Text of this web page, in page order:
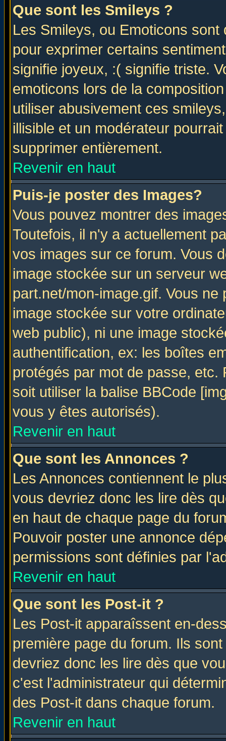
Que sont les Smileys ?
Les Smileys, ou Emoticons
pour exprimer certains
signifie joyeux, :( signifie triste.
emoticons lors de la
utiliser abusivement ces
illisible et un modérateur
supprimer entièrement.
Revenir en haut
Puis-je poster des Images?
Vous pouvez montrer des
Toutefois, il n'y a actuellement
vos images sur ce forum. Vous
image stockée sur un serveur
part.net/mon-image.gif. Vous
image stockée sur votre
web public), ni une image
authentification, ex: les boîtes
protégés par mot de passe,
soit utiliser la balise BBCode
vous y êtes autorisés).
Revenir en haut
Que sont les Annonces ?
Les Annonces contiennent le
vous devriez donc les lire dès
en haut de chaque page du
Pouvoir poster une annonce
permissions sont définies par
Revenir en haut
Que sont les Post-it ?
Les Post-it apparaîssent en-
première page du forum. Ils
devriez donc les lire dès que
c'est l'administrateur qui
des Post-it dans chaque forum.
Revenir en haut